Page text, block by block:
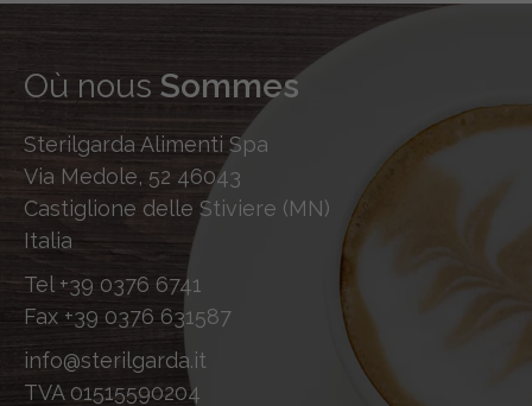
Où nous Sommes
Sterilgarda Alimenti Spa
Via Medole, 52 46043
Castiglione delle Stiviere (MN)
Italia
Tel +39 0376 6741
Fax +39 0376 631587
info@sterilgarda.it
TVA 01515590204